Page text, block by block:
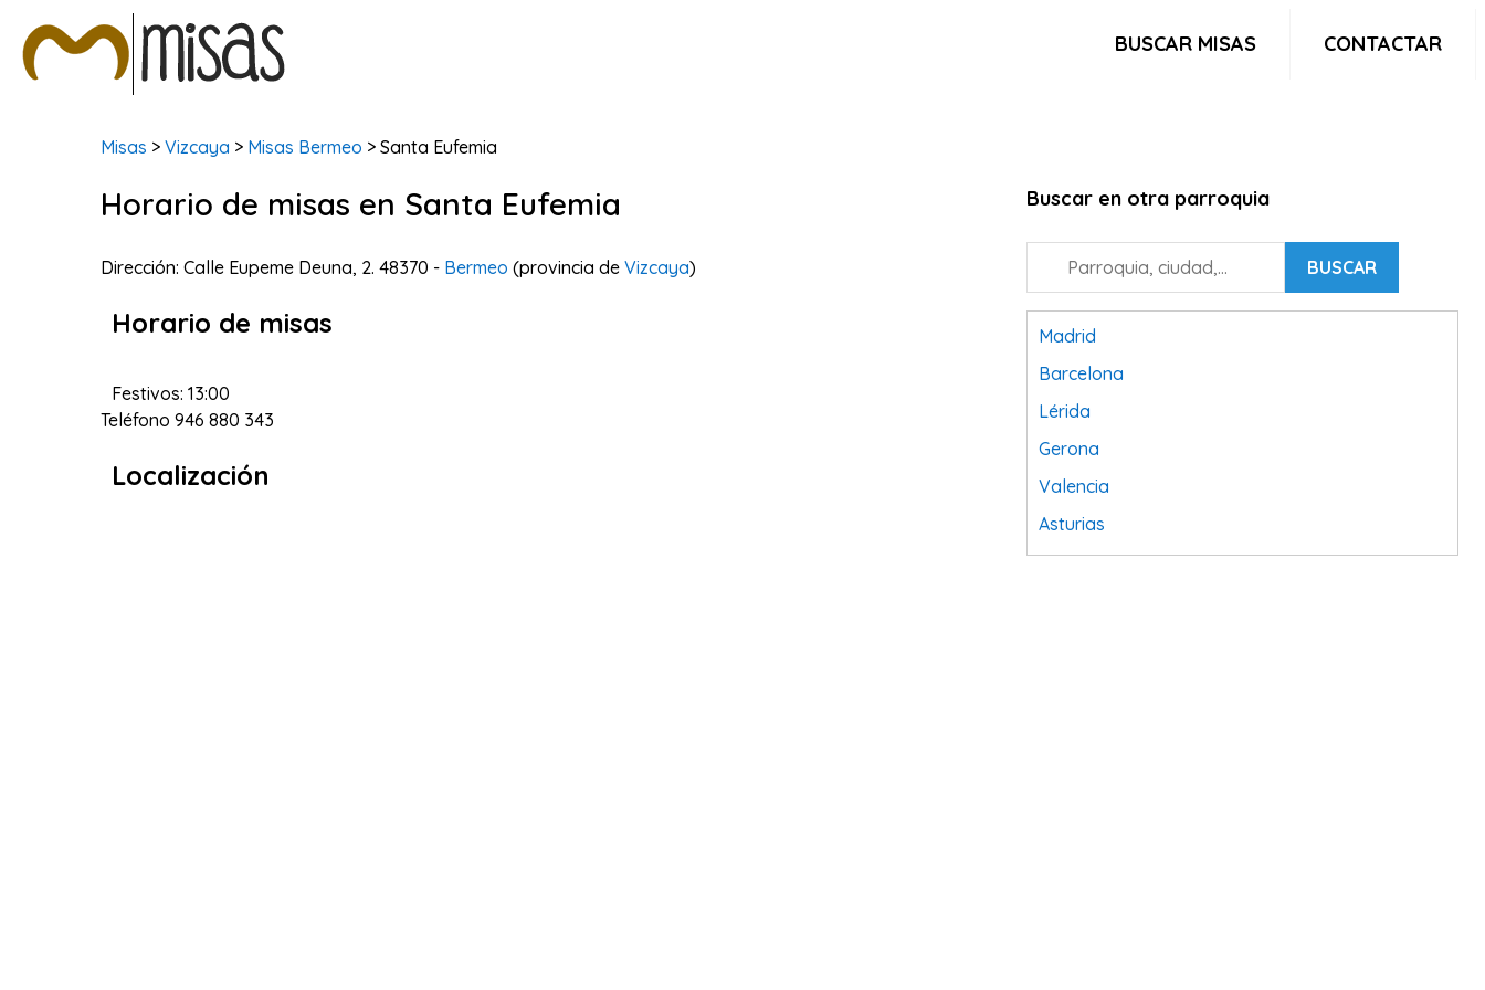
BUSCAR MISAS CONTACTAR
Misas >Vizcaya > Misas Bermeo > Santa Eufemia
Horario de misas en Santa Eufemia
Dirección: Calle Eupeme Deuna, 2. 48370 - Bermeo (provincia deVizcaya)
Horario de misas
Festivos: 13:00
Teléfono946 880 343
Localización
Buscar en otra parroquia
BUSCAR
Madrid
Barcelona
Lérida
Gerona
Valencia
Asturias
Tarragona